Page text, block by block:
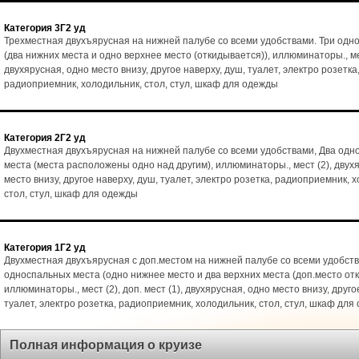
Категория 3Г2 уд
Трехместная двухъярусная на нижней палубе со всеми удобствами. Три
(два нижних места и одно верхнее место (откидывается)), иллюминаторы.,
двухярусная, одно место внизу, другое наверху, душ, туалет, электро розетка,
радиоприемник, холодильник, стол, стул, шкаф для одежды
Категория 2Г2 уд
Двухместная двухъярусная на нижней палубе со всеми удобствами, Два
места (места расположены одно над другим), иллюминаторы., мест (2),
место внизу, другое наверху, душ, туалет, электро розетка, радиоприемник,
стол, стул, шкаф для одежды
Категория 1Г2 уд
Двухместная двухъярусная с доп.местом на нижней палубе со всеми
односпальных места (одно нижнее место и два верхних места (доп.место
иллюминаторы., мест (2), доп. мест (1), двухярусная, одно место внизу,
туалет, электро розетка, радиоприемник, холодильник, стол, стул, шкаф
Полная информация о круизе